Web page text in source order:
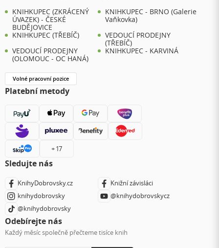
KNIHKUPEC (ZKRÁCENÝ
ÚVAZEK) - ČESKÉ
BUDĚJOVICE
KNIHKUPEC - BRNO (Galerie
Vaňkovka)
KNIHKUPEC (TŘEBÍČ)
VEDOUCÍ PRODEJNY
(TŘEBÍČ)
VEDOUCÍ PRODEJNY
(OLOMOUC - OC HANÁ)
KNIHKUPEC - KARVINÁ
Volné pracovní pozice
Platební metody
+ 17
Sledujte nás
KnihyDobrovsky.cz
Knižní závisláci
knihydobrovsky
@knihydobrovskycz
@knihydobrovsky
Odebírejte nás
Každý měsíc společně přečteme tisíce knih